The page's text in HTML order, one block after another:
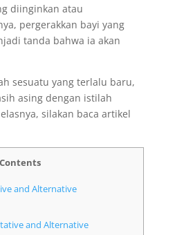
diinginkan atau
pergerakkan bayi yang
tanda bahwa ia akan
sesuatu yang terlalu baru,
asing dengan istilah
silakan baca artikel
Contents
and Alternative
and Alternative